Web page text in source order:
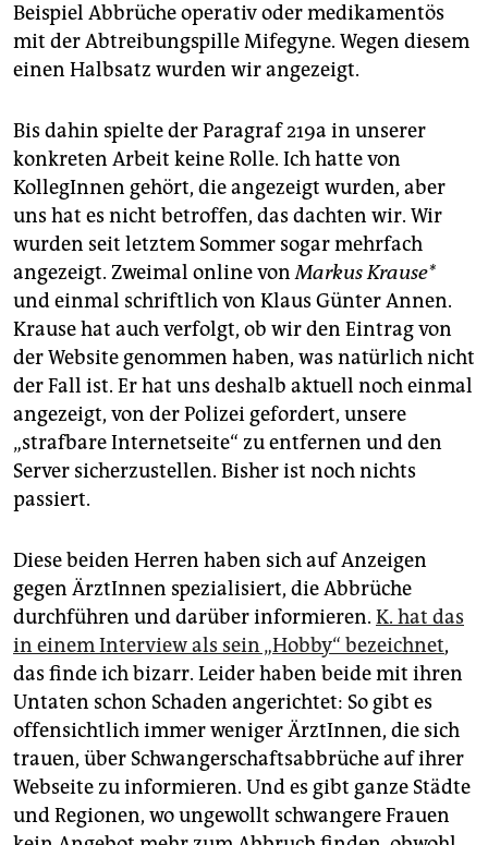
Beispiel Abbrüche operativ oder medikamentös
mit der Abtreibungspille Mifegyne. Wegen diesem
einen Halbsatz wurden wir angezeigt.
Bis dahin spielte der Paragraf 219a in unserer
konkreten Arbeit keine Rolle. Ich hatte von
KollegInnen gehört, die angezeigt wurden, aber
uns hat es nicht betroffen, das dachten wir. Wir
wurden seit letztem Sommer sogar mehrfach
angezeigt. Zweimal online vonMarkus Krause*
und einmal schriftlich von Klaus Günter Annen.
Krause hat auch verfolgt, ob wir den Eintrag von
der Website genommen haben, was natürlich nicht
der Fall ist. Er hat uns deshalb aktuell noch einmal
angezeigt, von der Polizei gefordert, unsere
„strafbare Internetseite“ zu entfernen und den
Server sicherzustellen. Bisher ist noch nichts
passiert.
Diese beiden Herren haben sich auf Anzeigen
gegen ÄrztInnen spezialisiert, die Abbrüche
durchführen und darüber informieren. K. hat das
in einem Interview als sein „Hobby“ bezeichnet,
das finde ich bizarr. Leider haben beide mit ihren
Untaten schon Schaden angerichtet: So gibt es
offensichtlich immer weniger ÄrztInnen, die sich
trauen, über Schwangerschaftsabbrüche auf ihrer
Webseite zu informieren. Und es gibt ganze Städte
und Regionen, wo ungewollt schwangere Frauen